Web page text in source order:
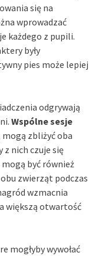
się na
wprowadzać
każdego z pupili.
były
pies może lepiej
odgrywają
Wspólne sesje
zbliżyć oba
z nich czuje się
być również
zwierząt podczas
wzmacnia
większą otwartość
mogłyby wywołać